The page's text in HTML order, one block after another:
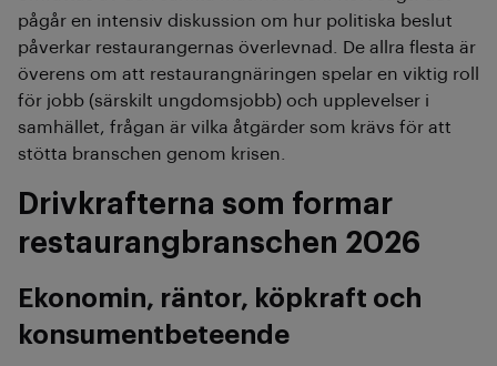
pågår en intensiv diskussion om hur politiska beslut
påverkar restaurangernas överlevnad. De allra flesta är
överens om att restaurangnäringen spelar en viktig roll
för jobb (särskilt ungdomsjobb) och upplevelser i
samhället, frågan är vilka åtgärder som krävs för att
stötta branschen genom krisen.
Drivkrafterna som formar
restaurangbranschen 2026
Ekonomin, räntor, köpkraft och
konsumentbeteende